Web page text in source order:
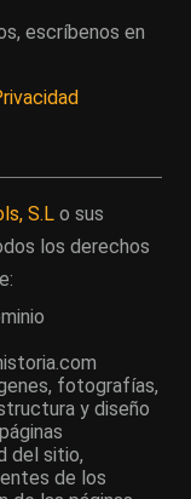
escríbenos en
S.L o sus
los derechos
fotografías,
y diseño
del sitio,
de los